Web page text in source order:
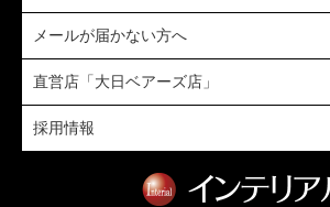
メールが届かない方へ
直営店「大日ベアーズ店」
採用情報